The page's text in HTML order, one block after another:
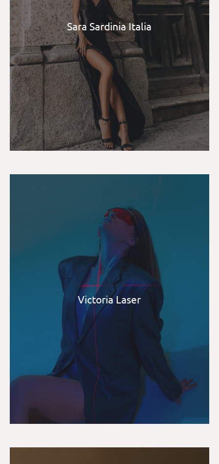
Sara Sardinia Italia
Victoria Laser